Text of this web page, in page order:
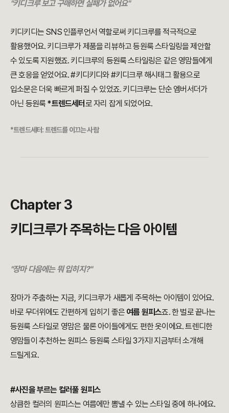
"키디크루 보고 구매하면 실패가 없어요"
키디키디는 SNS 인플루언서 역할로써 키디크루를 적극적으로
활용했어요. 키디크루가 제품을 리뷰하고 등원룩 스타일링을 제안할
수 있도록 지원했죠. 키디크루의 등원룩 스타일링은 같은 영맘들에게
큰 호응을 얻었어요. #키디키디와 #키디크루 해시태그 활용으로
입소문은 더욱 빠르게 퍼질 수 있었죠. 키디크루는 단순 엠버서더가
아닌 등원룩 *트렌드세터 로 자리 잡게 되었어요.
*트렌드세터: 트렌드를 이끄는 사람
Chapter 3
키디크루가 주목하는 다음 아이템
"장마 다음에는 뭐 입히지?"
장마가 주춤하는 지금, 키디크루가 새롭게 주목하는 아이템이 있어요.
바로 무더위에도 간편하게 입히기 좋은 여름 원피스죠. 한 벌로 끝나는
등원룩 스타일로 영맘은 물론 아이들에게도 편한 옷이에요. 트렌디한
영맘들이 추천하는 원피스 등원룩 스타일 3가지! 지금부터 소개해
드릴게요.
#사진을 부르는 컬러풀 원피스
상큼한 컬러의 원피스는 여름에만 뽐낼 수 있는 스타일 중에 하나에요.